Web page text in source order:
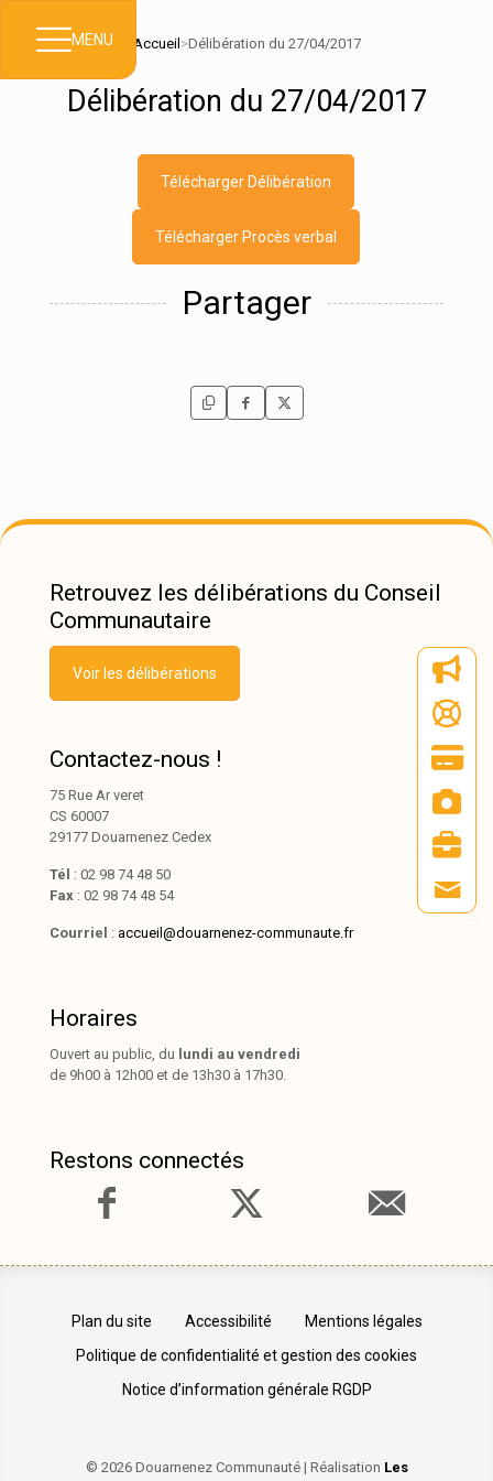
MENU Accueil >Délibération du 27/04/2017
Délibération du 27/04/2017
Télécharger Délibération
Télécharger Procès verbal
Partager
Retrouvez les délibérations du Conseil
Communautaire
Voir les délibérations
Contactez-nous !
75 Rue Ar veret
CS 60007
29177 Douarnenez Cedex
Tél : 02 98 74 48 50
Fax : 02 98 74 48 54
Courriel : accueil@douarnenez-communaute.fr
Horaires
Ouvert au public, du lundi au vendredi
de 9h00 à 12h00 et de 13h30 à 17h30.
Restons connectés
Plan du site Accessibilité
Mentions légales
Politique de confidentialité et gestion des cookies
Notice d’information générale RGDP
© 2026 Douarnenez Communauté | Réalisation Les